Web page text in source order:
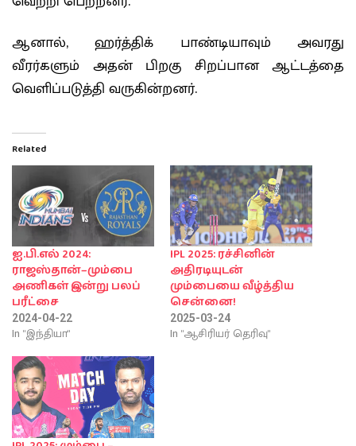
ஆனால், ஹர்த்திக் பாண்டியாவும் அவரது
வீரர்களும் அதன் பிறகு சிறப்பான ஆட்டத்தை
வெளிப்படுத்தி வருகின்றனர்.
Related
ஐ.பி.எல் 2024:
ராஜஸ்தான்–மும்பை
அணிகள் இன்று பலப்
பரீட்சை
2024-04-22
In "இந்தியா"
IPL 2025: ரச்சினின்
அதிரடியுடன்
மும்பையை வீழ்த்திய
சென்னை!
2025-03-24
In "ஆசிரியர் தெரிவு"